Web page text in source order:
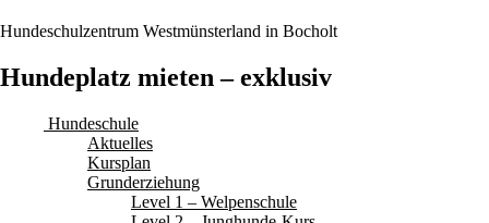
Hundeschulzentrum Westmünsterland in Bocholt
Hundeplatz mieten – exklusiv
Hundeschule
Aktuelles
Kursplan
Grunderziehung
Level 1 – Welpenschule